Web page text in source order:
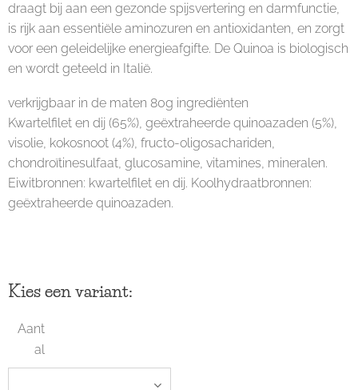
draagt bij aan een gezonde spijsvertering en darmfunctie,
is rijk aan essentiële aminozuren en antioxidanten, en zorgt
voor een geleidelijke energieafgifte. De Quinoa is biologisch
en wordt geteeld in Italië.
verkrijgbaar in de maten 80g ingrediënten
Kwartelfilet en dij (65%), geëxtraheerde quinoazaden (5%),
visolie, kokosnoot (4%), fructo-oligosachariden,
chondroïtinesulfaat, glucosamine, vitamines, mineralen.
Eiwitbronnen: kwartelfilet en dij. Koolhydraatbronnen:
geëxtraheerde quinoazaden.
Kies een variant:
Aant
al